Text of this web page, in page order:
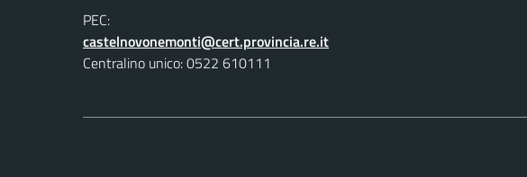
PEC:
castelnovonemonti@cert.provincia.re.it
Centralino unico: 0522 610111